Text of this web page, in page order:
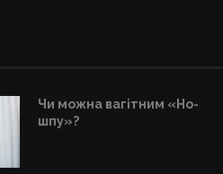
Чи можна вагітним «Но-
шпу»?